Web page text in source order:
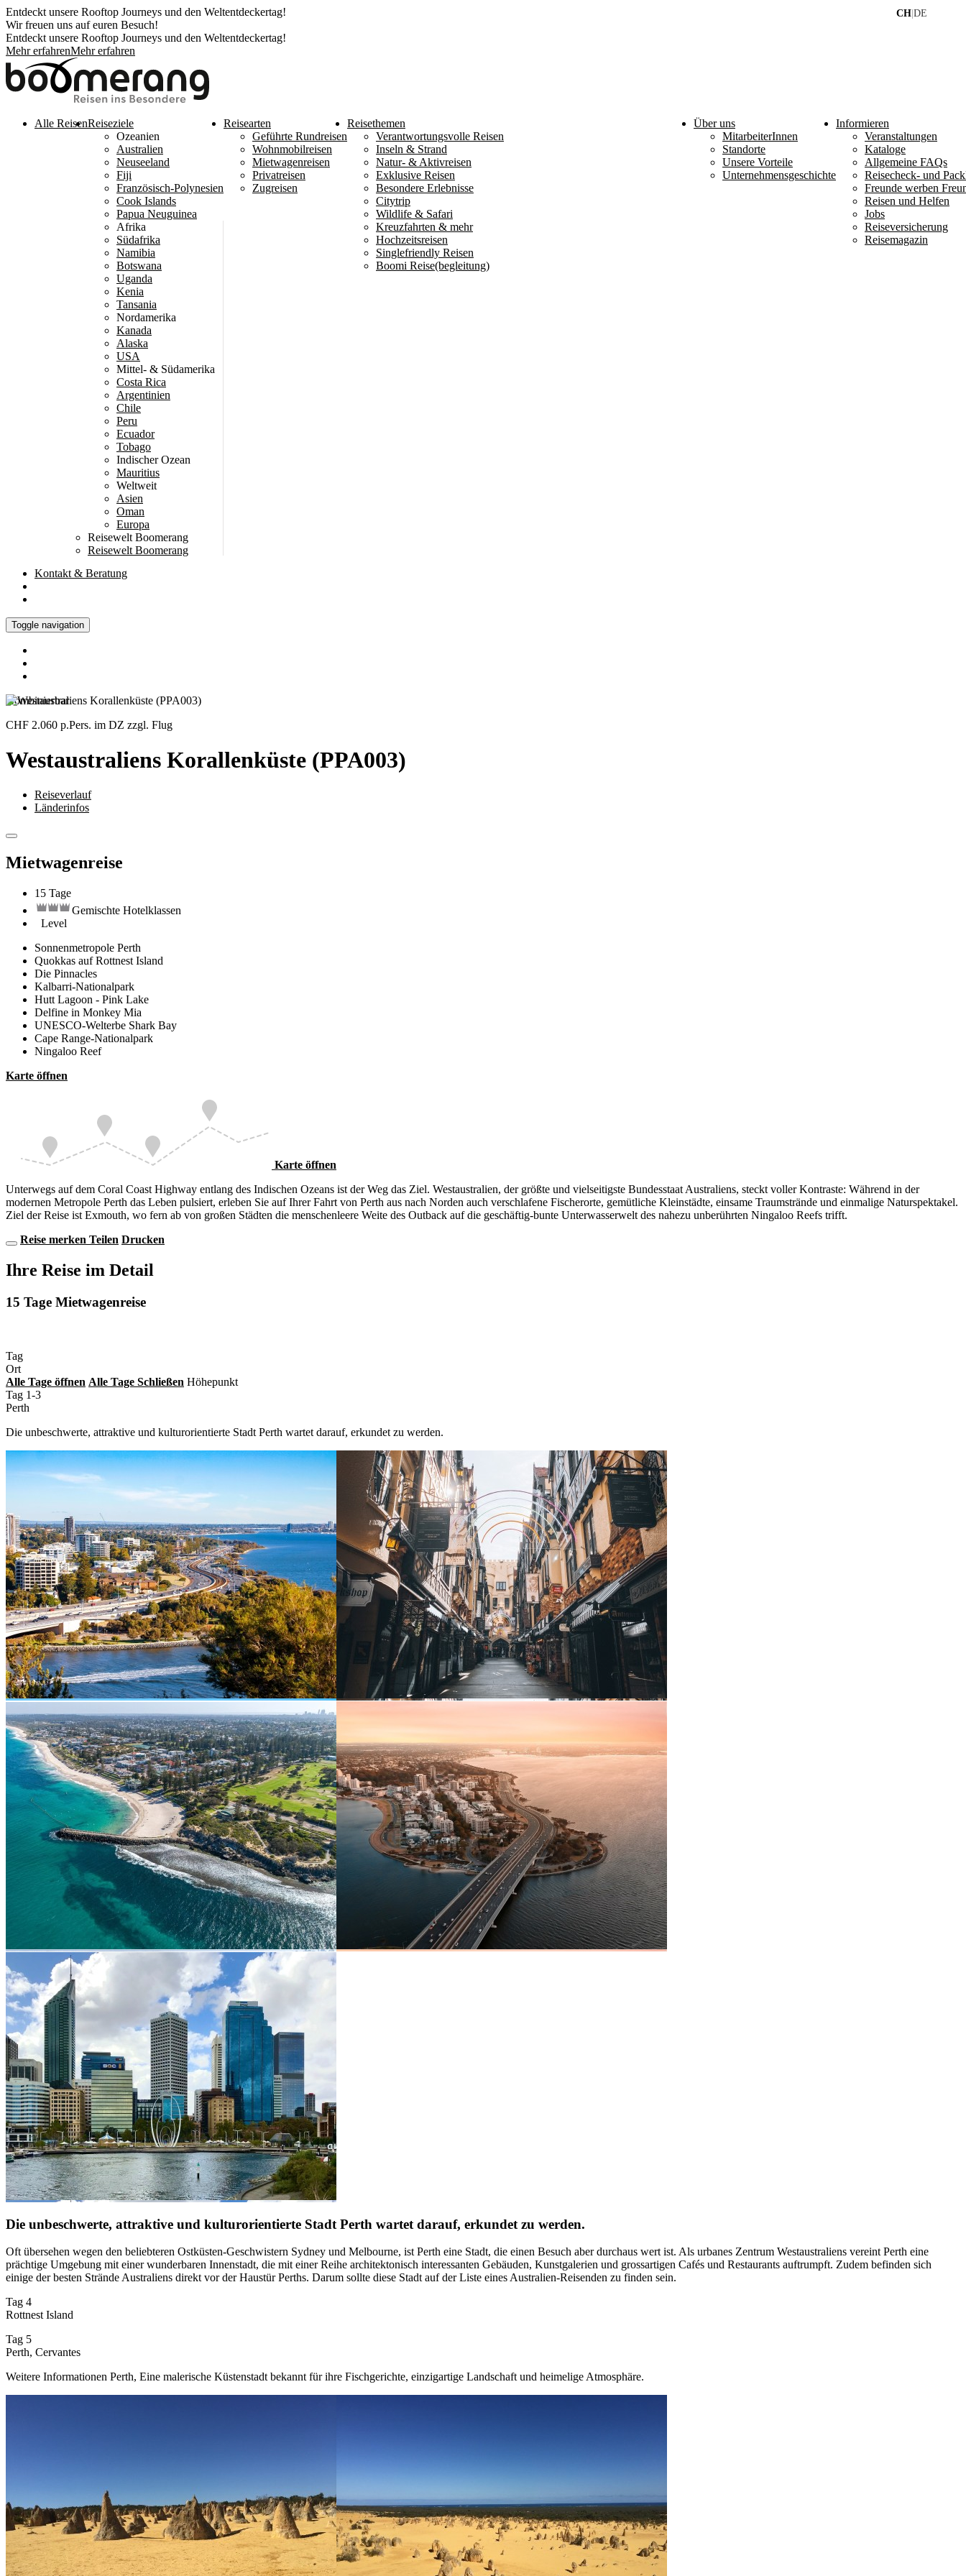
Entdeckt unsere Rooftop Journeys und den Weltentdeckertag!
Wir freuen uns auf euren Besuch!
Entdeckt unsere Rooftop Journeys und den Weltentdeckertag!
Mehr erfahrenMehr erfahren
Alle ReisenReiseziele
Ozeanien
Australien
Neuseeland
Fiji
Französisch-Polynesien
Cook Islands
Papua Neuguinea
Afrika
Südafrika
Namibia
Botswana
Uganda
Kenia
Tansania
Nordamerika
Kanada
Alaska
USA
Mittel- & Südamerika
Costa Rica
Argentinien
Chile
Peru
Ecuador
Tobago
Indischer Ozean
Mauritius
Weltweit
Asien
Oman
Europa
Reisewelt Boomerang
Reisewelt Boomerang
Reisearten
Geführte Rundreisen
Wohnmobilreisen
Mietwagenreisen
Privatreisen
Zugreisen
Reisethemen
Verantwortungsvolle Reisen
Inseln & Strand
Natur- & Aktivreisen
Exklusive Reisen
Besondere Erlebnisse
Citytrip
Wildlife & Safari
Kreuzfahrten & mehr
Hochzeitsreisen
Singlefriendly Reisen
Boomi Reise(begleitung)
Über uns
MitarbeiterInnen
Standorte
Unsere Vorteile
Unternehmensgeschichte
Informieren
Veranstaltungen
Kataloge
Allgemeine FAQs
Reisecheck- und
Freunde werben
Reisen und Helfen
Jobs
Reiseversicherung
Reisemagazin
Kontakt & Beratung
CH DE
Toggle navigation
Kombinierbar
CHF 2.060 p.Pers. im DZ zzgl. Flug
Westaustraliens Korallenküste (PPA003)
Reiseverlauf
Länderinfos
Mietwagenreise
15 Tage
Gemischte Hotelklassen
Level
Sonnenmetropole Perth
Quokkas auf Rottnest Island
Die Pinnacles
Kalbarri-Nationalpark
Hutt Lagoon - Pink Lake
Delfine in Monkey Mia
UNESCO-Welterbe Shark Bay
Cape Range-Nationalpark
Ningaloo Reef
Karte öffnen
Karte öffnen
Unterwegs auf dem Coral Coast Highway entlang des Indischen Ozeans ist der Weg das Ziel. Westaustralien, der größte und vielseitigste Bundesstaat Australiens, steckt voller Kontraste: Während in der
modernen Metropole Perth das Leben pulsiert, erleben Sie auf Ihrer Fahrt von Perth aus nach Norden auch verschlafene Fischerorte, gemütliche Kleinstädte, einsame Traumstrände und einmalige Naturspektakel.
Ziel der Reise ist Exmouth, wo fern ab von großen Städten die menschenleere Weite des Outback auf die geschäftig-bunte Unterwasserwelt des nahezu unberührten Ningaloo Reefs trifft.
Reise merken Teilen Drucken
Ihre Reise im Detail
15 Tage Mietwagenreise
Tag
Ort
Alle Tage öffnen Alle Tage Schließen Höhepunkt
Tag 1-3
Perth
Die unbeschwerte, attraktive und kulturorientierte Stadt Perth wartet darauf, erkundet zu werden.
Die unbeschwerte, attraktive und kulturorientierte Stadt Perth wartet darauf, erkundet zu werden.
Oft übersehen wegen den beliebteren Ostküsten-Geschwistern Sydney und Melbourne, ist Perth eine Stadt, die einen Besuch aber durchaus wert ist. Als urbanes Zentrum Westaustraliens vereint Perth eine
prächtige Umgebung mit einer wunderbaren Innenstadt, die mit einer Reihe architektonisch interessanten Gebäuden, Kunstgalerien und grossartigen Cafés und Restaurants auftrumpft. Zudem befinden sich
einige der besten Strände Australiens direkt vor der Haustür Perths. Darum sollte diese Stadt auf der Liste eines Australien-Reisenden zu finden sein.
Tag 4
Rottnest Island
Tag 5
Perth, Cervantes
Weitere Informationen Perth, Eine malerische Küstenstadt bekannt für ihre Fischgerichte, einzigartige Landschaft und heimelige Atmosphäre.